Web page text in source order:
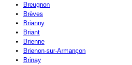
Breugnon
Brèves
Brianny
Briant
Brienne
Brienon-sur-Armançon
Brinay